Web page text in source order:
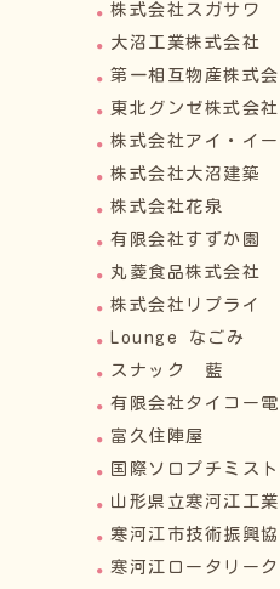
株式会社スガサワ
大沼工業株式会社
第一相互物産株式会
東北グンゼ株式会社
株式会社アイ・イ
株式会社大沼建築
株式会社花泉
有限会社すずか園
丸菱食品株式会社
株式会社リプライ
Lounge なごみ
スナック 藍
有限会社タイコー
富久住陣屋
国際ソロプチミス
山形県立寒河江工
寒河江市技術振興
寒河江ロータリー